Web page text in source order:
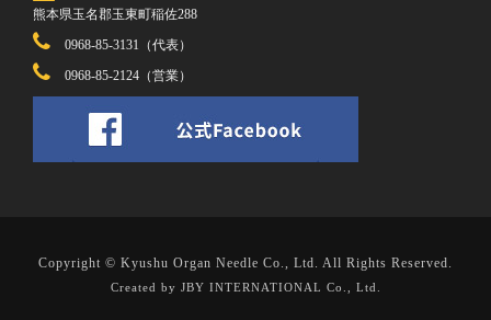
熊本県玉名郡玉東町稲佐288
0968-85-3131（代表）
0968-85-2124（営業）
Copyright © Kyushu Organ Needle Co., Ltd. All Rights Reserved.
Created by JBY INTERNATIONAL Co., Ltd.